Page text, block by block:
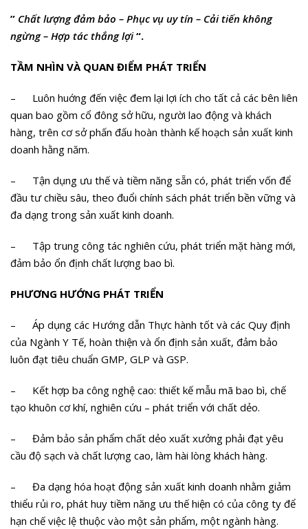
” Chất lượng đảm bảo – Phục vụ uy tín – Cải tiến không
ngừng – Hợp tác thắng lợi“.
TẦM NHÌN VÀ QUAN ĐIỂM PHÁT TRIỂN
– Luôn huớng đến việc đem lại lợi ích cho tất cả các bên liên
quan bao gồm cổ đông sở hữu, người lao động và khách
hàng, trên cơ sở phấn đấu hoàn thành kế hoạch sản xuất kinh
doanh hằng năm.
– Tận dụng ưu thế và tiềm năng sẵn có, phát triển vốn để
đầu tư chiều sâu, theo đuổi chính sách phát triển bền vững và
đa dạng trong sản xuất kinh doanh.
– Tập trung công tác nghiên cứu, phát triển mặt hàng mới,
đảm bảo ổn định chất lượng bao bì.
PHƯƠNG HƯỚNG PHÁT TRIỂN
– Áp dụng các Hướng dẫn Thực hành tốt và các Quy định
của Ngành Y Tế, hoàn thiện và ổn định sản xuất, đảm bảo
luôn đạt tiêu chuẩn GMP, GLP và GSP.
– Kết hợp ba công nghệ cao: thiết kế mẫu mã bao bì, chế
tạo khuôn cơ khí, nghiên cứu – phát triển với chất dẻo.
– Đảm bảo sản phẩm chất dẻo xuất xưởng phải đạt yêu
cầu độ sạch và chất lượng cao, làm hài lòng khách hàng.
– Đa dạng hóa hoạt động sản xuất kinh doanh nhằm giảm
thiểu rủi ro, phát huy tiềm năng ưu thế hiện có của công ty để
hạn chế việc lệ thuộc vào một sản phẩm, một ngành hàng.